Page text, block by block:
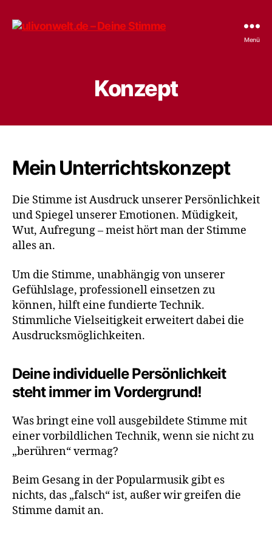
Menü
Konzept
Mein Unterrichtskonzept
Die Stimme ist Ausdruck unserer Persönlichkeit
und Spiegel unserer Emotionen. Müdigkeit,
Wut, Aufregung – meist hört man der Stimme
alles an.
Um die Stimme, unabhängig von unserer
Gefühlslage, professionell einsetzen zu
können, hilft eine fundierte Technik.
Stimmliche Vielseitigkeit erweitert dabei die
Ausdrucksmöglichkeiten.
Deine individuelle Persönlichkeit
steht immer im Vordergrund!
Was bringt eine voll ausgebildete Stimme mit
einer vorbildlichen Technik, wenn sie nicht zu
„berühren“ vermag?
Beim Gesang in der Popularmusik gibt es
nichts, das „falsch“ ist, außer wir greifen die
Stimme damit an.